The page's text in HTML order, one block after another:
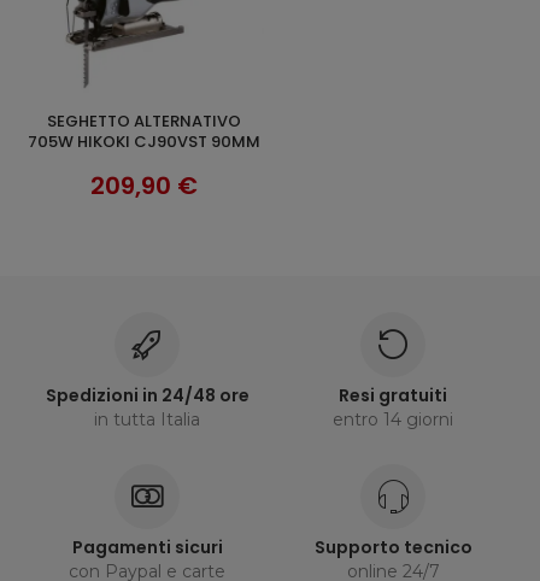
AGGIUNGI AL CARRELLO
SEGHETTO ALTERNATIVO
705W HIKOKI CJ90VST 90MM
209,90 €
Spedizioni in 24/48 ore
in tutta Italia
Resi gratuiti
entro 14 giorni
Pagamenti sicuri
con Paypal e carte
Supporto tecnico
online 24/7